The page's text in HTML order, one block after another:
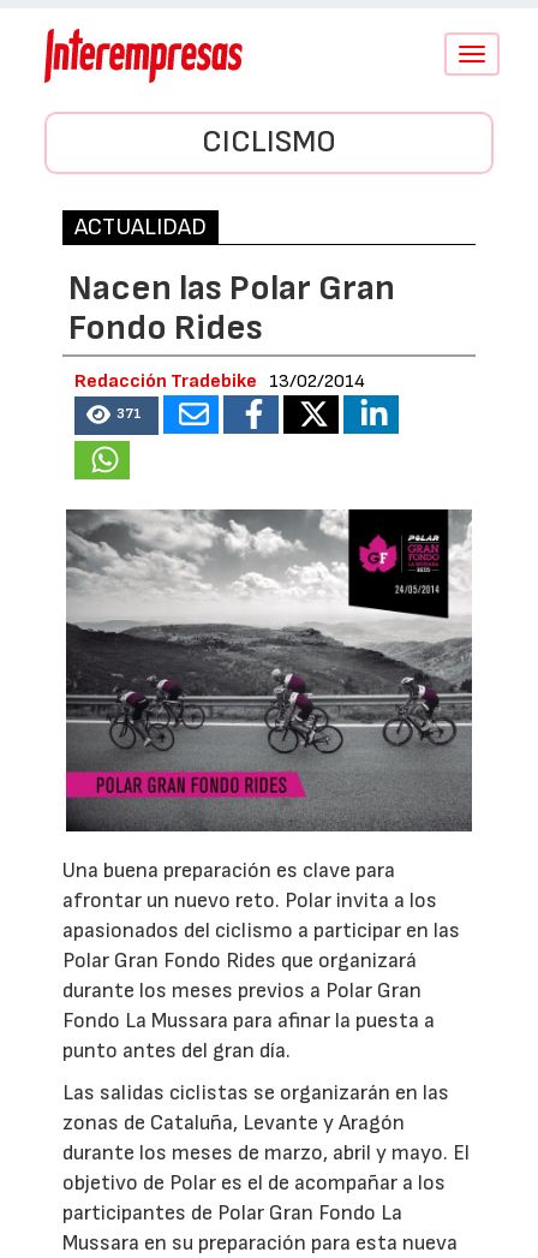
Conmutar
CICLISMO
ACTUALIDAD
Nacen las Polar Gran
Fondo Rides
Redacción Tradebike 13/02/2014
371
Una buena preparación es clave para
afrontar un nuevo reto. Polar invita a los
apasionados del ciclismo a participar en las
Polar Gran Fondo Rides que organizará
durante los meses previos a Polar Gran
Fondo La Mussara para afinar la puesta a
punto antes del gran día.
Las salidas ciclistas se organizarán en las
zonas de Cataluña, Levante y Aragón
durante los meses de marzo, abril y mayo. El
objetivo de Polar es el de acompañar a los
participantes de Polar Gran Fondo La
Mussara en su preparación para esta nueva